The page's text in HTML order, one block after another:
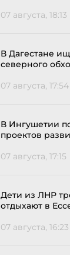
07 августа, 18:13
В Дагестане
северного
07 августа, 17:54
В Ингушетии
проектов
07 августа, 17:15
Дети из ЛНР
отдыхают в
07 августа, 16:23